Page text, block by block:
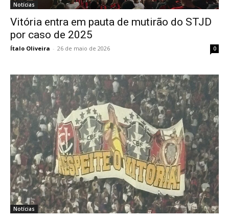
Notícias
Vitória entra em pauta de mutirão do STJD
por caso de 2025
Ítalo Oliveira - 26 de maio de 2026 0
Notícias